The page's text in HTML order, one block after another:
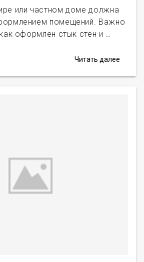
или частном доме должна
помещений. Важно
оформлен стык стен и …
Читать далее